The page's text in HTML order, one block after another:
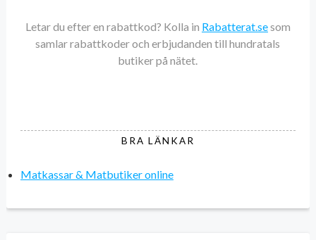
Letar du efter en rabattkod? Kolla in Rabatterat.sesom
samlar rabattkoder och erbjudanden till hundratals
butiker på nätet.
BRA LÄNKAR
Matkassar & Matbutiker online